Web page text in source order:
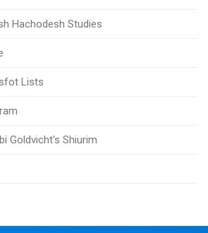
Hachodesh Studies
Lists
Goldvicht's Shiurim